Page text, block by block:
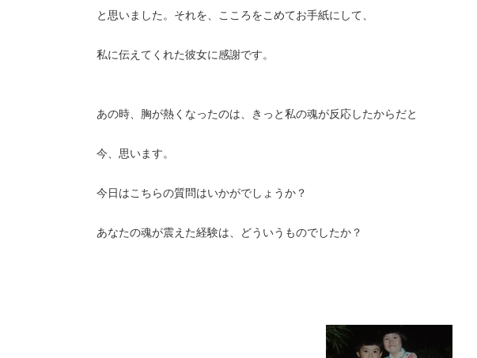
と思いました。それを、こころをこめてお手紙にして、
私に伝えてくれた彼女に感謝です。
あの時、胸が熱くなったのは、きっと私の魂が反応したからだと
今、思います。
今日はこちらの質問はいかがでしょうか？
あなたの魂が震えた経験は、どういうものでしたか？